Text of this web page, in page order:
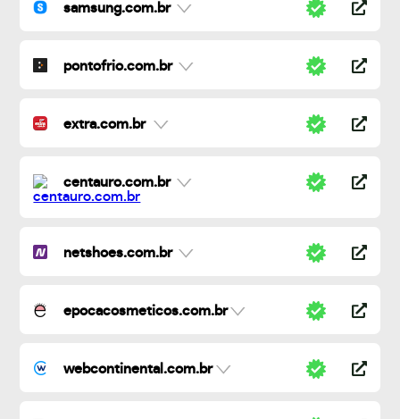
samsung.com.br
pontofrio.com.br
extra.com.br
centauro.com.br
netshoes.com.br
epocacosmeticos.com.br
webcontinental.com.br